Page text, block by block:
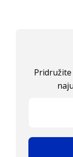
Pridružite